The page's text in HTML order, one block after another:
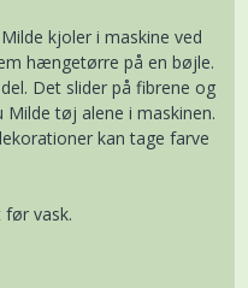
kjoler i maskine ved
hængetørre på en bøjle.
Det slider på fibrene og
tøj alene i maskinen.
kan tage farve
vask.